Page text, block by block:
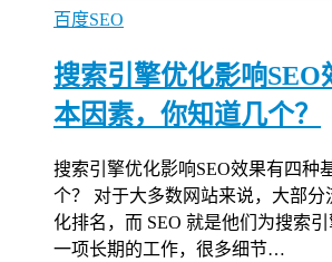
百度SEO
搜索引擎优化影响SEO
本因素，你知道几个？
搜索引擎优化影响SEO效果有四种
个？ 对于大多数网站来说，大部
化排名，而 SEO 就是他们为搜索
一项长期的工作，很多细节…